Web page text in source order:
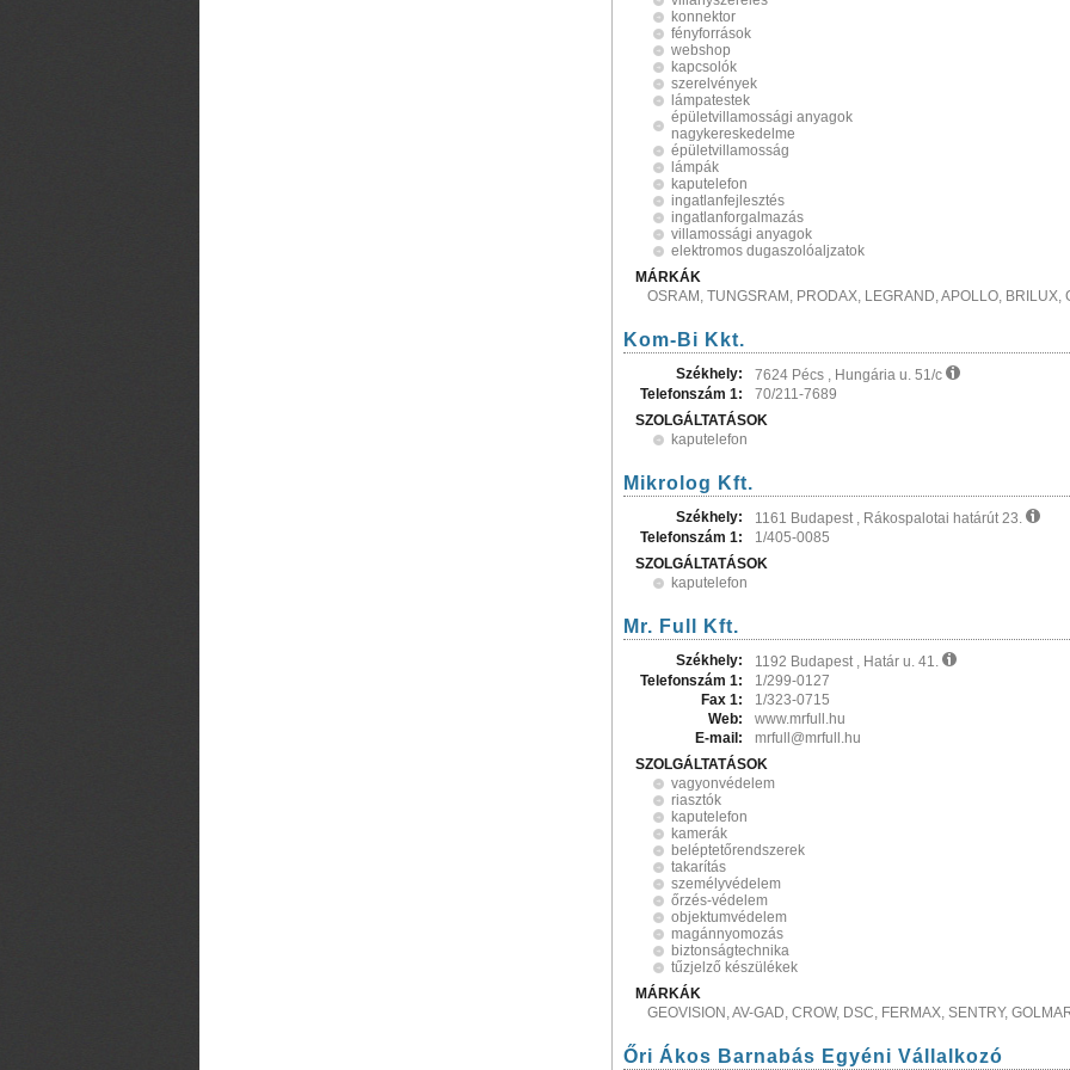
konnektor
fényforrások
webshop
kapcsolók
szerelvények
lámpatestek
épületvillamossági anyagok
nagykereskedelme
épületvillamosság
lámpák
kaputelefon
ingatlanfejlesztés
ingatlanforgalmazás
villamossági anyagok
elektromos dugaszolóaljzatok
MÁRKÁK
OSRAM, TUNGSRAM, PRODAX, LEGRAND, APOLLO, BRILUX,
Kom-Bi Kkt.
Székhely:
7624 Pécs , Hungária u. 51/c
Telefonszám 1:
70/211-7689
SZOLGÁLTATÁSOK
kaputelefon
Mikrolog Kft.
Székhely:
1161 Budapest , Rákospalotai határút 23.
Telefonszám 1:
1/405-0085
SZOLGÁLTATÁSOK
kaputelefon
Mr. Full Kft.
Székhely:
1192 Budapest , Határ u. 41.
Telefonszám 1:
1/299-0127
Fax 1:
1/323-0715
Web:
www.mrfull.hu
E-mail:
mrfull@mrfull.hu
SZOLGÁLTATÁSOK
vagyonvédelem
riasztók
kaputelefon
kamerák
beléptetőrendszerek
takarítás
személyvédelem
őrzés-védelem
objektumvédelem
magánnyomozás
biztonságtechnika
tűzjelző készülékek
MÁRKÁK
GEOVISION, AV-GAD, CROW, DSC, FERMAX, SENTRY,
Őri Ákos Barnabás Egyéni Vállalkozó